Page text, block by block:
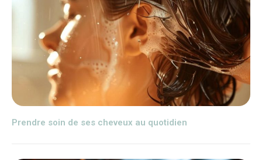
Prendre soin de ses cheveux au quotidien